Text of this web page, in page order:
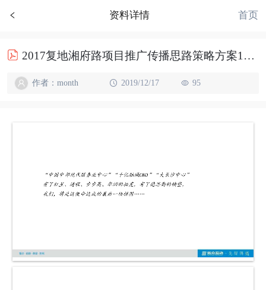
资料详情 首页
2017复地湘府路项目推广传播思路策略方案119p
作者：month 2019/12/17 95